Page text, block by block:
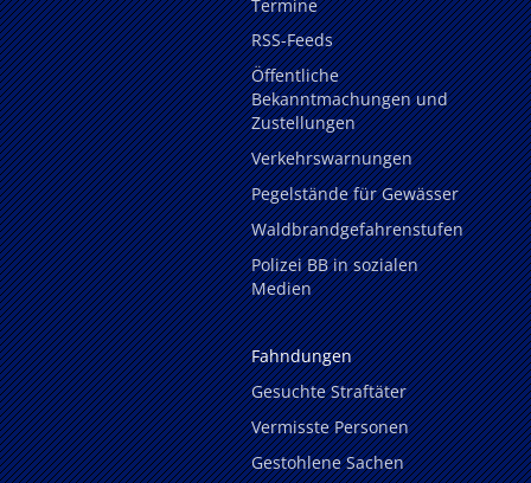
Termine
RSS-Feeds
Öffentliche
Bekanntmachungen und
Zustellungen
Verkehrswarnungen
Pegelstände für Gewässer
Waldbrandgefahrenstufen
Polizei BB in sozialen
Medien
Fahndungen
Gesuchte Straftäter
Vermisste Personen
Gestohlene Sachen